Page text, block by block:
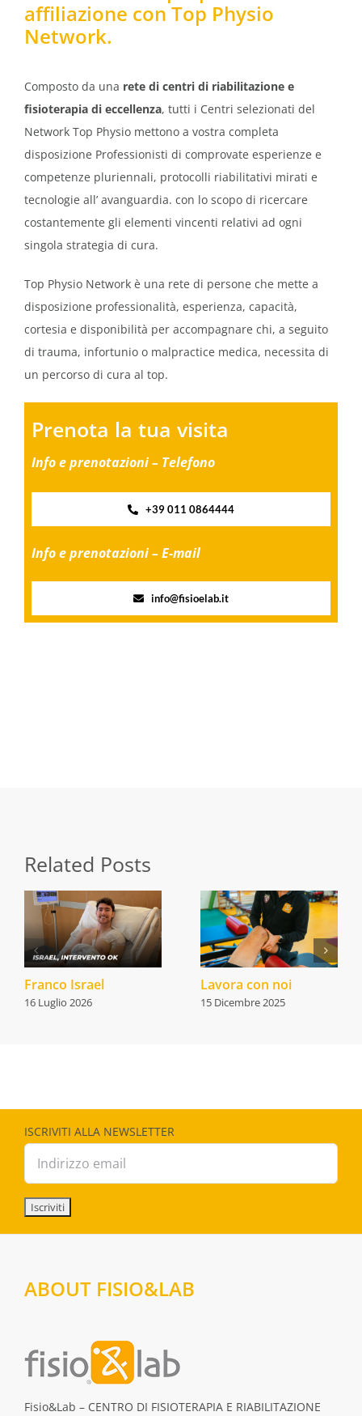
affiliazione con Top Physio
Network.
Composto da una rete di centri di riabilitazione e
fisioterapia di eccellenza, tutti i Centri selezionati del
Network Top Physio mettono a vostra completa
disposizione Professionisti di comprovate esperienze e
competenze pluriennali, protocolli riabilitativi mirati e
tecnologie all’ avanguardia. con lo scopo di ricercare
costantemente gli elementi vincenti relativi ad ogni
singola strategia di cura.
Top Physio Network è una rete di persone che mette a
disposizione professionalità, esperienza, capacità,
cortesia e disponibilità per accompagnare chi, a seguito
di trauma, infortunio o malpractice medica, necessita di
un percorso di cura al top.
Prenota la tua visita
Info e prenotazioni – Telefono
+39 011 0864444
Info e prenotazioni – E-mail
info@fisioelab.it
Related Posts
Franco Israel
16 Luglio 2026
Lavora con noi
15 Dicembre 2025
ISCRIVITI ALLA NEWSLETTER
ABOUT FISIO&LAB
Fisio&Lab – CENTRO DI FISIOTERAPIA E RIABILITAZIONE